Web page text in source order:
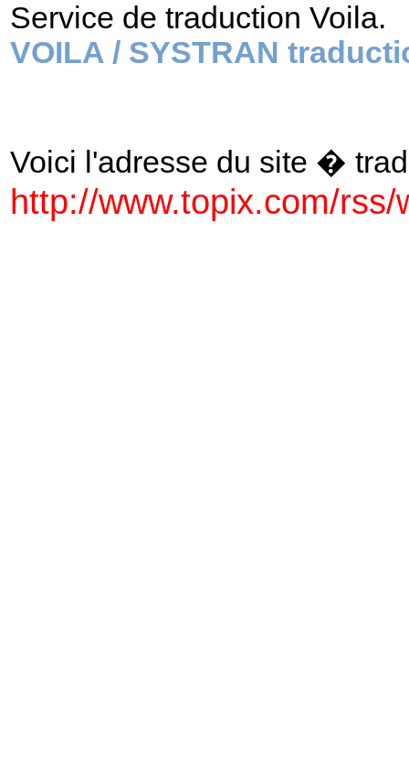
Service de traduction Voila.
VOILA / SYSTRAN
Voici l'adresse du site �
http://www.topix.com/